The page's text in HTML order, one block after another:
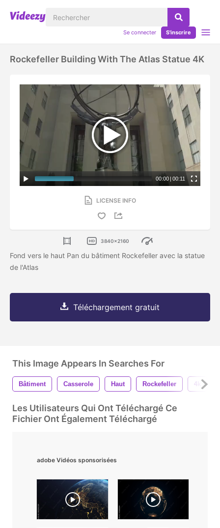
Se connecter S'inscrire
Rockefeller Building With The Atlas Statue 4K
00:00 | 00:11
LICENSE INFO
3840x2160
Fond vers le haut Pan du bâtiment Rockefeller avec la statue
de l'Atlas
Téléchargement gratuit
This Image Appears In Searches For
Bâtiment Casserole Haut Rockefeller 4k
Les Utilisateurs Qui Ont Téléchargé Ce
Fichier Ont Également Téléchargé
adobe Vidéos sponsorisées